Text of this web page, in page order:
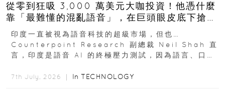
從零到狂吸 3,000 萬美元大咖投資！他憑什麼
靠「最難懂的混亂語音」，在巨頭眼皮底下搶下
十億人市場？
印度一直被視為語音科技的超級市場，但也…
Counterpoint Research 副總裁 Neil Shah 直
言，印度是語音 AI 的終極壓力測試，因為語言、口音
7th July, 2026 ｜ In TECHNOLOGY